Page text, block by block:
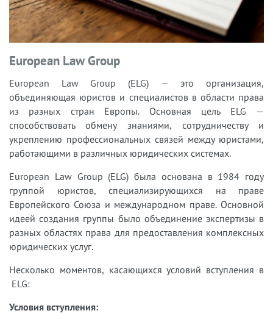
European Law Group
European Law Group (ELG) — это организация,
объединяющая юристов и специалистов в области права
из разных стран Европы. Основная цель ELG —
способствовать обмену знаниями, сотрудничеству и
укреплению профессиональных связей между юристами,
работающими в различных юридических системах.
European Law Group (ELG) была основана в 1984 году
группой юристов, специализирующихся на праве
Европейского Союза и международном праве. Основной
идеей создания группы было объединение экспертизы в
разных областях права для предоставления комплексных
юридических услуг.
Несколько моментов, касающихся условий вступления в
ELG:
Условия вступления: